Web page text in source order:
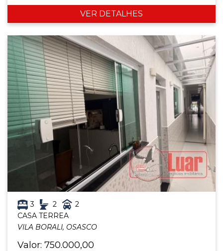
VER DETALHES
3 2
2
CASA TERREA
VILA BORALI, OSASCO
Valor: 750.000,00